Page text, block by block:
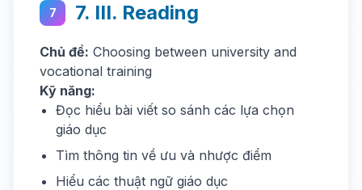
7 7. III. Reading
Chủ đề: Choosing between university and
vocational training
Kỹ năng:
Đọc hiểu bài viết so sánh các lựa chọn
giáo dục
Tìm thông tin về ưu và nhược điểm
Hiểu các thuật ngữ giáo dục